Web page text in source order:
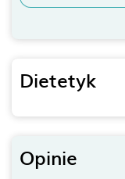
Dietetyk
Opinie